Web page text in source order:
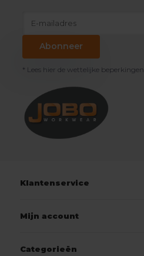
Abonneer
* Lees hier de wettelijke beperkingen
Klantenservice
Mijn account
Categorieën